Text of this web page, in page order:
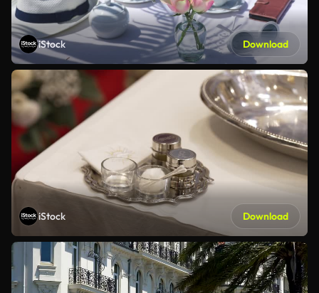
iStock Download
iStock Download